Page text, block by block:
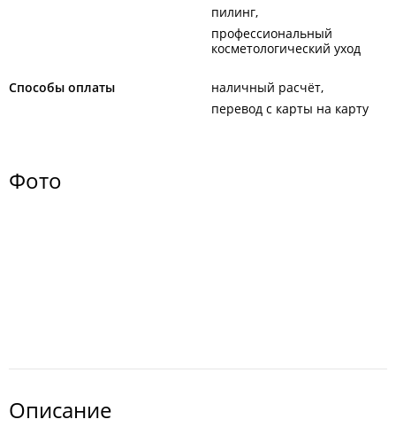
пилинг
профессиональный
косметологический уход
Способы оплаты
наличный расчёт
перевод с карты на карту
Фото
Описание